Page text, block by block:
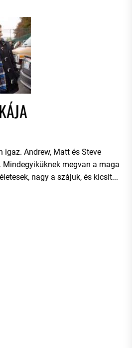
igaz. Andrew, Matt és Steve
megvan a maga
nagy a szájuk, és kicsit...